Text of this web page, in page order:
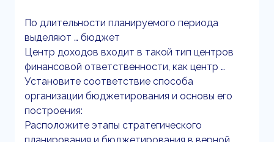
По длительности планируемого периода
выделяют … бюджет
Центр доходов входит в такой тип центров
финансовой ответственности, как центр …
Установите соответствие способа
организации бюджетирования и основы его
построения:
Расположите этапы стратегического